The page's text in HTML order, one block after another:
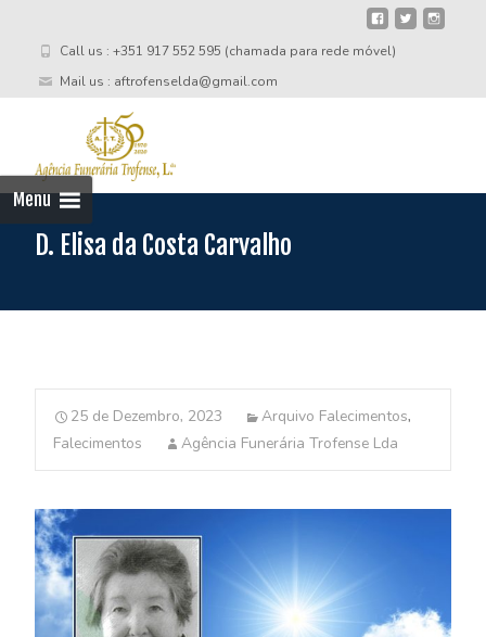
Call us : +351 917 552 595 (chamada para rede móvel)
Mail us : aftrofenselda@gmail.com
Menu
D. Elisa da Costa Carvalho
25 de Dezembro, 2023 Arquivo Falecimentos,
Falecimentos
Agência Funerária Trofense Lda